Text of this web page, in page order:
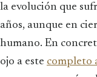
la evolución que
años, aunque en
humano. En
ojo a este completo